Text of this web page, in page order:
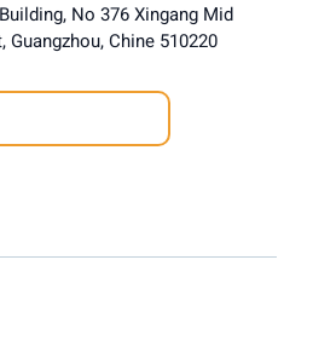
No 376 Xingang Mid
Chine 510220